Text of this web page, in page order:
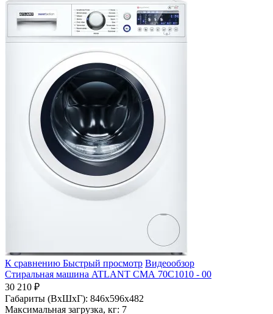
К сравнению Быстрый просмотр Видеообзор
Стиральная машина ATLANT СМА 70С1010 - 00
30 210 ₽
Габариты (ВхШхГ): 846x596x482
Максимальная загрузка, кг: 7